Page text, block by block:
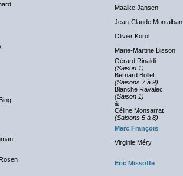
Maaike Jansen
Jean-Claude Montalban
Olivier Korol
Marie-Martine Bisson
Gérard Rinaldi
(Saison 1)
Bernard Bollet
(Saisons 7 à 9)
Blanche Ravalec
(Saison 1)
&
Céline Monsarrat
(Saisons 5 à 8)
Marc François
Virginie Méry
Eric Missoffe